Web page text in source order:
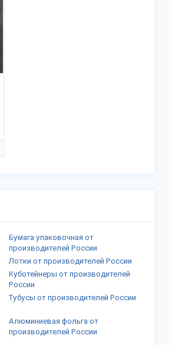
Бумага упаковочная от
производителей России
Лотки от производителей России
Куботейнеры от производителей
России
Тубусы от производителей России
Алюминиевая фольга от
производителей России